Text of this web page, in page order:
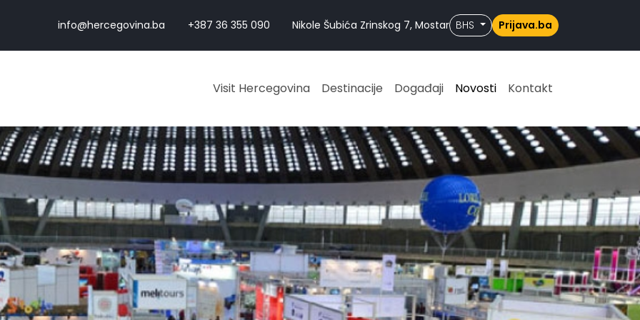
info@hercegovina.ba +387 36 355 090 Nikole Šubića Zrinskog 7, Mostar BHS Prijava.ba
Visit Hercegovina Destinacije Događaji Novosti Kontakt